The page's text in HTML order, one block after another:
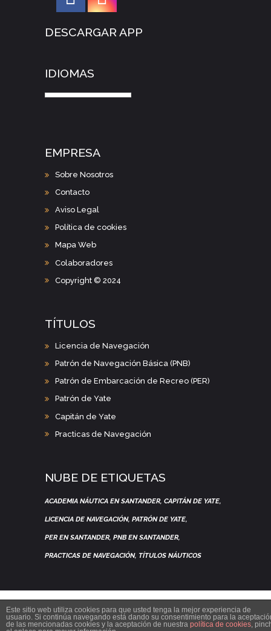
DESCARGAR APP
IDIOMAS
EMPRESA
Sobre Nosotros
Contacto
Aviso Legal
Política de cookies
Mapa Web
Colaboradores
Copyright © 2024
TÍTULOS
Licencia de Navegación
Patrón de Navegación Básica (PNB)
Patrón de Embarcación de Recreo (PER)
Patrón de Yate
Capitán de Yate
Practicas de Navegación
NUBE DE ETIQUETAS
ACADEMIA NÁUTICA EN SANTANDER CAPITÁN DE YATE
LICENCIA DE NAVEGACIÓN PATRÓN DE YATE
PER EN SANTANDER PNB EN SANTANDER
PRACTICAS DE NAVEGACIÓN TÍTULOS NÁUTICOS
Este sitio web utiliza cookies para que usted tenga la mejor experiencia de
usuario. Si continúa navegando está dando su consentimiento para la
de las mencionadas cookies y la aceptación de nuestra política de cookies,